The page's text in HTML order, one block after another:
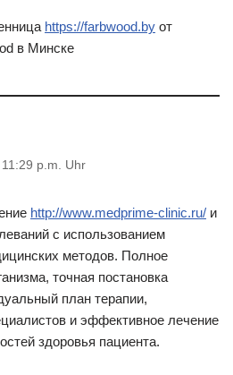
https://farbwood.by от
в Минске
p.m. Uhr
http://www.medprime-clinic.ru/ и
с использованием
методов. Полное
точная постановка
план терапии,
и эффективное лечение
здоровья пациента.